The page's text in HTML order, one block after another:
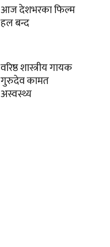
आज देशभरका फिल्म
हल बन्द
वरिष्ठ शास्त्रीय गायक
गुरुदेव कामत
अस्वस्थ्य